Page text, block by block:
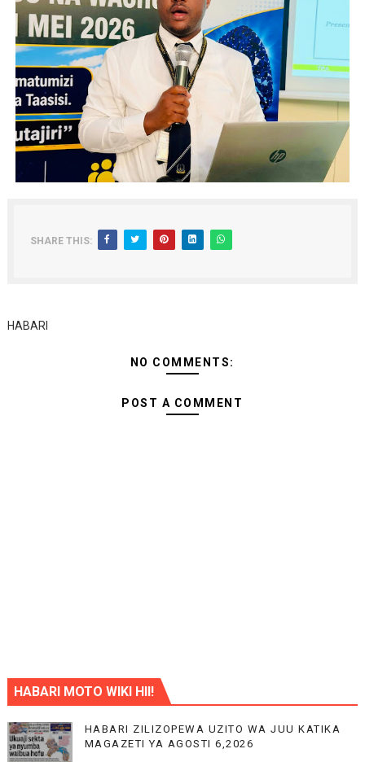
SHARE THIS:
HABARI
NO COMMENTS:
POST A COMMENT
HABARI MOTO WIKI HII!
HABARI ZILIZOPEWA UZITO WA JUU KATIKA
MAGAZETI YA AGOSTI 6,2026